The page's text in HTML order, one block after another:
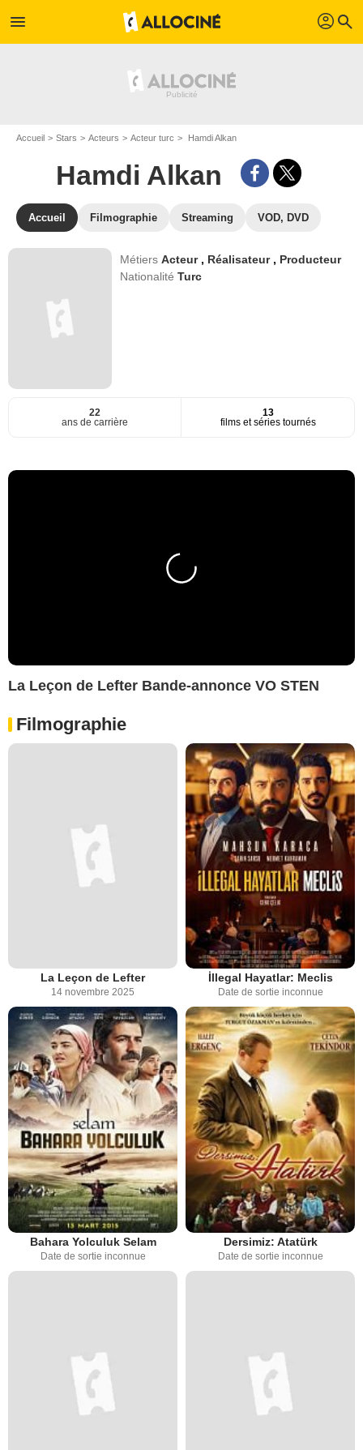
menu profil search
Accueil Stars Acteurs Acteur turc Hamdi Alkan
Hamdi Alkan
Accueil Filmographie Streaming VOD, DVD
MétiersActeur , Réalisateur , Producteur
NationalitéTurc
22
ans de carrière
13
films et séries tournés
La Leçon de Lefter Bande-annonce VO STEN
Filmographie
La Leçon de Lefter
14 novembre 2025
İllegal Hayatlar: Meclis
Date de sortie inconnue
Bahara Yolculuk Selam
Date de sortie inconnue
Dersimiz: Atatürk
Date de sortie inconnue